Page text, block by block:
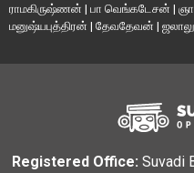
ராமகிருஷ்ணன் | பா வெங்கடேசன் |
மனுஷ்யபுத்திரன் | தேவதேவன் |
Registered Office: Suvadi